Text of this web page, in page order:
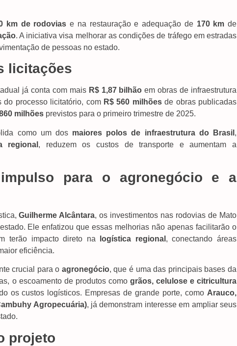
km de rodovias e na restauração e adequação de 170 km de
. A iniciativa visa melhorar as condições de tráfego em estradas
de pessoas no estado.
licitações
já conta com mais R$ 1,87 bilhão em obras de infraestrutura
do processo licitatório, com R$ 560 milhõesde obras publicadas
milhões previstos para o primeiro trimestre de 2025.
como um dos maiores polos de infraestrutura do Brasil ,
regional , reduzem os custos de transporte e aumentam a
para o agronegócio e a
Guilherme Alcântara, os investimentos nas rodovias de Mato
Ele enfatizou que essas melhorias não apenas facilitarão o
terão impacto direto na logística regional , conectando áreas
eficiência.
crucial para o agronegócio, que é uma das principais bases da
o escoamento de produtos como grãos, celulose e citricultura
os custos logísticos. Empresas de grande porte, como Arauco,
Agropecuária), já demonstram interesse em ampliar seus
projeto